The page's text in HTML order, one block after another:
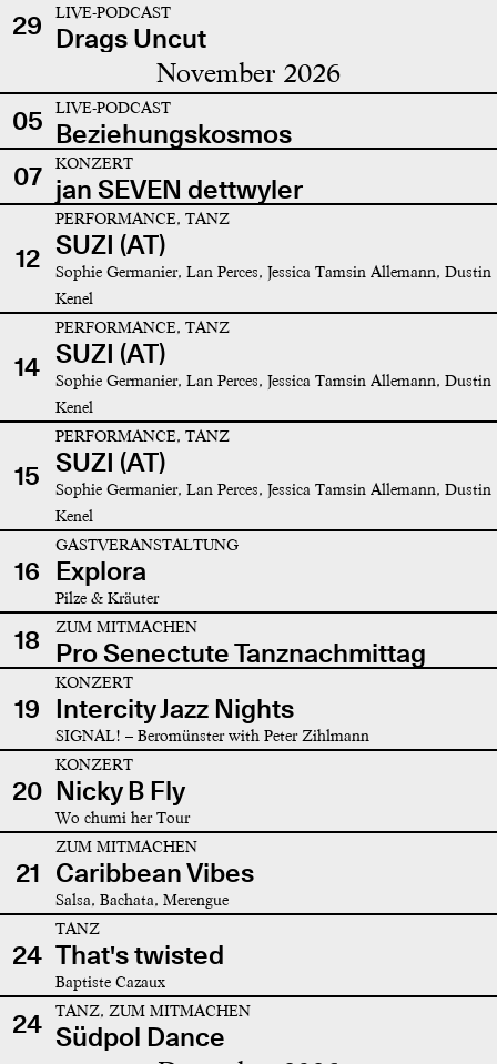
29
LIVE-PODCAST
Drags Uncut
November 2026
05 LIVE-PODCAST
Beziehungskosmos
07
KONZERT
jan SEVEN dettwyler
12
PERFORMANCE, TANZ
SUZI (AT)
Sophie Germanier, Lan Perces, Jessica Tamsin Allemann, Dustin
Kenel
14
PERFORMANCE, TANZ
SUZI (AT)
Sophie Germanier, Lan Perces, Jessica Tamsin Allemann, Dustin
Kenel
15
PERFORMANCE, TANZ
SUZI (AT)
Sophie Germanier, Lan Perces, Jessica Tamsin Allemann, Dustin
Kenel
16
GASTVERANSTALTUNG
Explora
Pilze & Kräuter
18 ZUM MITMACHEN
Pro Senectute Tanznachmittag
19
KONZERT
Intercity Jazz Nights
SIGNAL! – Beromünster with Peter Zihlmann
20
KONZERT
Nicky B Fly
Wo chumi her Tour
21
ZUM MITMACHEN
Caribbean Vibes
Salsa, Bachata, Merengue
24
TANZ
That's twisted
Baptiste Cazaux
24 TANZ, ZUM MITMACHEN
Südpol Dance